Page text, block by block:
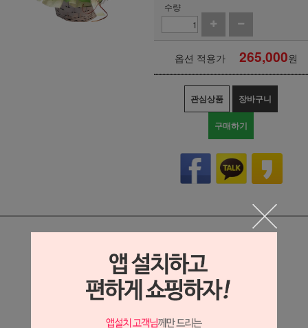
수량
옵션 적용가 265,000원
관심상품 장바구니
구매하기
상세정보 새창 열기
상세 정보를 확대해 보실 수 있습니다.